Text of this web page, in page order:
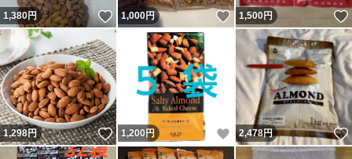
1,380円 いいね！
1,000円 いいね！
1,500円
1,298円 いいね！
1,200 円 いいね！
2,478円